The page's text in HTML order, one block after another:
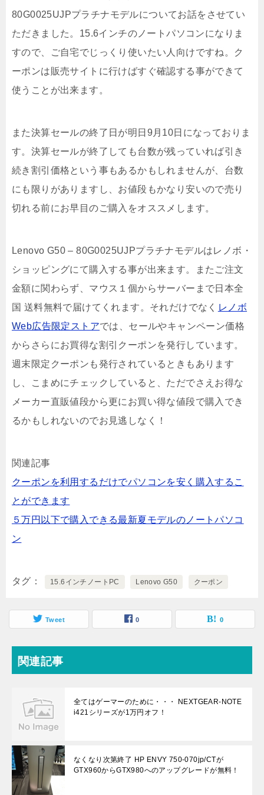
80G0025UJPプラチナモデルについてお話をさせてい
ただきました。15.6インチのノートパソコンになりま
すので、ご自宅でじっくり使いたい人向けですね。ク
ーポンは販売サイトに行けばすぐ確認する事ができて
使うことが出来ます。
また決算セールの終了日が明日9月10日になっておりま
す。決算セールが終了しても台数が残っていれば引き
続き割引価格という事もあるかもしれませんが、台数
にも限りがありますし、お値段もかなり安いので売り
切れる前にお早目のご購入をオススメします。
Lenovo G50 – 80G0025UJPプラチナモデルはレノボ・
ショッピングにて購入する事が出来ます。またご注文
金額に関わらず、マウス１個からサーバーまで日本全
国 送料無料で届けてくれます。それだけでなく レノボ
Web広告限定ストアでは、セールやキャンペーン価格
からさらにお買得な割引クーポンを発行しています。
週末限定クーポンも発行されているときもあります
し、こまめにチェックしていると、ただでさえお得な
メーカー直販値段から更にお買い得な値段で購入でき
るかもしれないのでお見逃しなく！
関連記事
クーポンを利用するだけでパソコンを安く購入するこ
とができます
５万円以下で購入できる最新夏モデルのノートパソコ
ン
タグ 15.6インチノートPC Lenovo G50 クーポン
Tweet 0 0
関連記事
全てはゲーマーのために・・・ NEXTGEAR-NOTE
i421シリーズが1万円オフ！
なくなり次第終了 HP ENVY 750-070jp/CTが
GTX960からGTX980へのアップグレードが無料！